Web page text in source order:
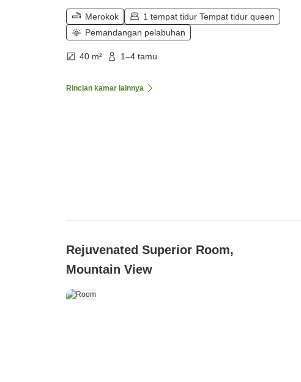
Merokok
1 tempat tidur Tempat tidur queen
Pemandangan pelabuhan
40 m² 1–4 tamu
Rincian kamar lainnya
Rejuvenated Superior Room,
Mountain View